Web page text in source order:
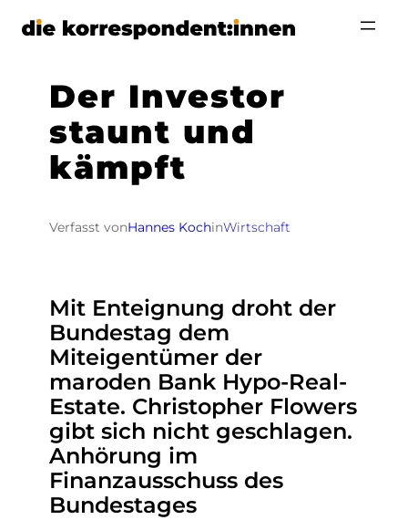
Zum
Der Investor
staunt und
kämpft
Verfasst vonHannes KochinWirtschaft
Mit Enteignung droht der
Bundestag dem
Miteigentümer der
maroden Bank Hypo-Real-
Estate. Christopher Flowers
gibt sich nicht geschlagen.
Anhörung im
Finanzausschuss des
Bundestages